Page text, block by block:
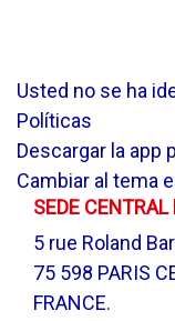
Usted no se ha
Políticas
Descargar la app
Cambiar al tema
SEDE CENTRAL
5 rue Roland
75 598 PARIS
FRANCE.